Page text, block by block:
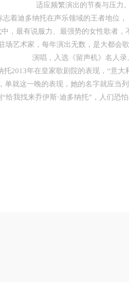
适应频繁演出的节奏与压力。
志着迪多纳托在声乐领域的王者地位，
， 最有说服力、最强势的女性歌者，
术家，每年演出无数，是大都会
演唱，入选《留声机》名人录
2013年在皇家歌剧院的表现， “意大
单就这一晚的表现， 她的名字就应当
我找来乔伊斯·迪多纳托”，人们恐